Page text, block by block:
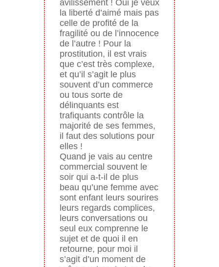
avilissement ! Oui je veux
la liberté d’aimé mais pas
celle de profité de la
fragilité ou de l’innocence
de l’autre ! Pour la
prostitution, il est vrais
que c’est très complexe,
et qu’il s’agit le plus
souvent d’un commerce
ou tous sorte de
délinquants est
trafiquants contrôle la
majorité de ses femmes,
il faut des solutions pour
elles !
Quand je vais au centre
commercial souvent le
soir qui a-t-il de plus
beau qu’une femme avec
sont enfant leurs sourires
leurs regards complices,
leurs conversations ou
seul eux comprenne le
sujet et de quoi il en
retourne, pour moi il
s’agit d’un moment de